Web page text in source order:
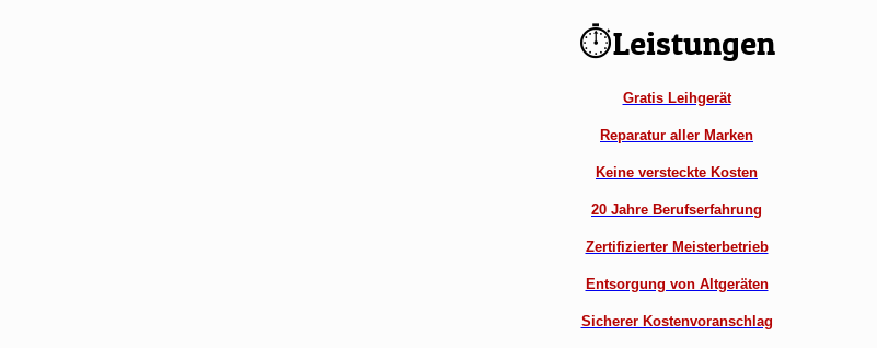
⏱Leistungen
Gratis Leihgerät
Reparatur aller Marken
Keine versteckte Kosten
20 Jahre Berufserfahrung
Zertifizierter Meisterbetrieb
Entsorgung von Altgeräten
Sicherer Kostenvoranschlag